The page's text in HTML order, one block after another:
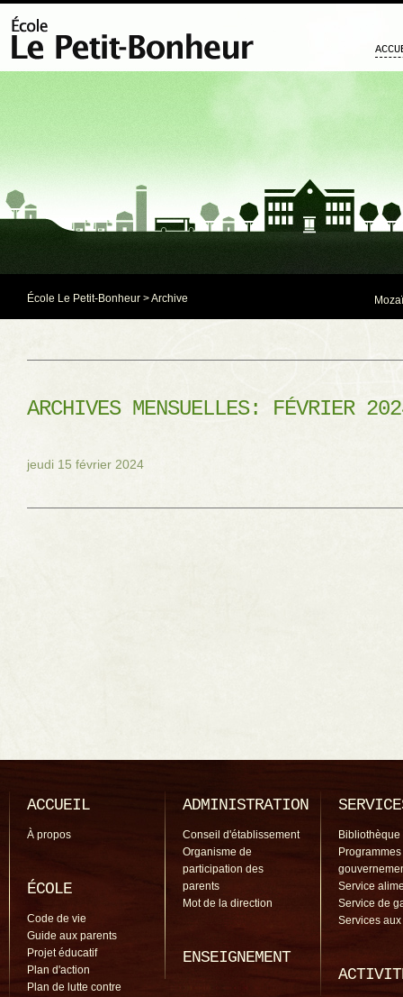
École Le Petit-Bonheur > Archive
ARCHIVES MENSUELLES: FÉVRIER
jeudi 15 février 2024
ACCUEIL
À propos
ÉCOLE
Code de vie
Guide aux parents
Projet éducatif
Plan d'action
Plan de lutte contre
ADMINISTRATION
Conseil d'établissement
Organisme de
participation des
parents
Mot de la direction
ENSEIGNEMENT
Bibliothèque
Programmes
Service
Service de
Services